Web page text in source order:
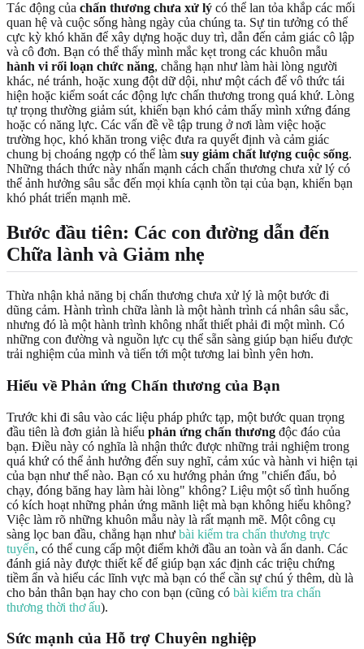
Tác động của chấn thương chưa xử lý có thể lan tỏa khắp các mối
quan hệ và cuộc sống hàng ngày của chúng ta. Sự tin tưởng có thể
cực kỳ khó khăn để xây dựng hoặc duy trì, dẫn đến cảm giác cô lập
và cô đơn. Bạn có thể thấy mình mắc kẹt trong các khuôn mẫu
hành vi rối loạn chức năng, chẳng hạn như làm hài lòng người
khác, né tránh, hoặc xung đột dữ dội, như một cách để vô thức tái
hiện hoặc kiểm soát các động lực chấn thương trong quá khứ. Lòng
tự trọng thường giảm sút, khiến bạn khó cảm thấy mình xứng đáng
hoặc có năng lực. Các vấn đề về tập trung ở nơi làm việc hoặc
trường học, khó khăn trong việc đưa ra quyết định và cảm giác
chung bị choáng ngợp có thể làm suy giảm chất lượng cuộc sống.
Những thách thức này nhấn mạnh cách chấn thương chưa xử lý có
thể ảnh hưởng sâu sắc đến mọi khía cạnh tồn tại của bạn, khiến bạn
khó phát triển mạnh mẽ.
Bước đầu tiên: Các con đường dẫn đến
Chữa lành và Giảm nhẹ
Thừa nhận khả năng bị chấn thương chưa xử lý là một bước đi
dũng cảm. Hành trình chữa lành là một hành trình cá nhân sâu sắc,
nhưng đó là một hành trình không nhất thiết phải đi một mình. Có
những con đường và nguồn lực cụ thể sẵn sàng giúp bạn hiểu được
trải nghiệm của mình và tiến tới một tương lai bình yên hơn.
Hiểu về Phản ứng Chấn thương của Bạn
Trước khi đi sâu vào các liệu pháp phức tạp, một bước quan trọng
đầu tiên là đơn giản là hiểu phản ứng chấn thương độc đáo của
bạn. Điều này có nghĩa là nhận thức được những trải nghiệm trong
quá khứ có thể ảnh hưởng đến suy nghĩ, cảm xúc và hành vi hiện tại
của bạn như thế nào. Bạn có xu hướng phản ứng "chiến đấu, bỏ
chạy, đóng băng hay làm hài lòng" không? Liệu một số tình huống
có kích hoạt những phản ứng mãnh liệt mà bạn không hiểu không?
Việc làm rõ những khuôn mẫu này là rất mạnh mẽ. Một công cụ
sàng lọc ban đầu, chẳng hạn như bài kiểm tra chấn thương trực
tuyến, có thể cung cấp một điểm khởi đầu an toàn và ẩn danh. Các
đánh giá này được thiết kế để giúp bạn xác định các triệu chứng
tiềm ẩn và hiểu các lĩnh vực mà bạn có thể cần sự chú ý thêm, dù là
cho bản thân bạn hay cho con bạn (cũng có bài kiểm tra chấn
thương thời thơ ấu).
Sức mạnh của Hỗ trợ Chuyên nghiệp